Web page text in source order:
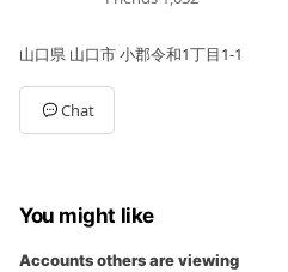
山口県 山口市 小郡令和1丁目1-1
Chat
You might like
Accounts others are viewing